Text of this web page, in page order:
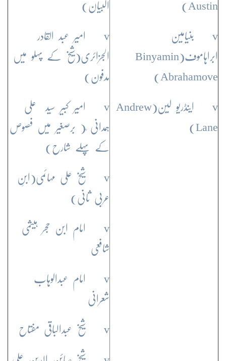
Austin)
v بنیامین
ابراہاموف(Binyamin
Abrahamove)
v اینڈریو لین(Andrew
Lane)
البیان)
v امیر عبد القادر
الجزائری(شیخ کے پہلو میں
مدفون)
v امیر کبیر سید علی
ہمدانی ؒ( برصغیر میں فصوص
کے پہلے شارح)
v شیخ علی مہائمی(ابنِ
عربی ثانی)
v امام ابن حجر ہیثمی
شافعی
v امام عبدالوہاب
شعرانی
v شیخ عبدالباقی مفتاح